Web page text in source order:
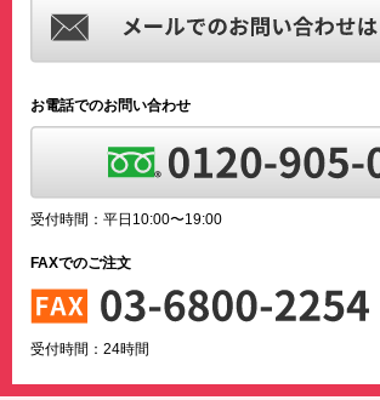
お電話でのお問い合わせ
受付時間：平日10:00〜19:00
FAXでのご注文
受付時間：24時間